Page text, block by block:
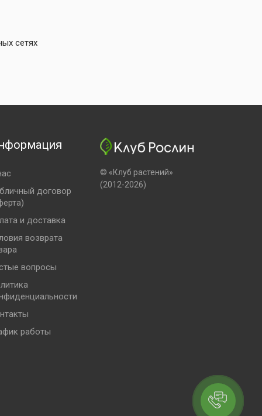
сетях
договор
и доставка
возврата
вопросы
работы
© «Клуб растений»
(2012-2026)